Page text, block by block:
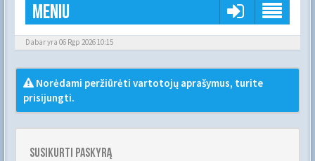
Meniu
Dabar yra 06 Rgp 2026 10:15
Norėdami peržiūrėti vartotojų aprašymus, turite
prisijungti.
Susikurti paskyrą